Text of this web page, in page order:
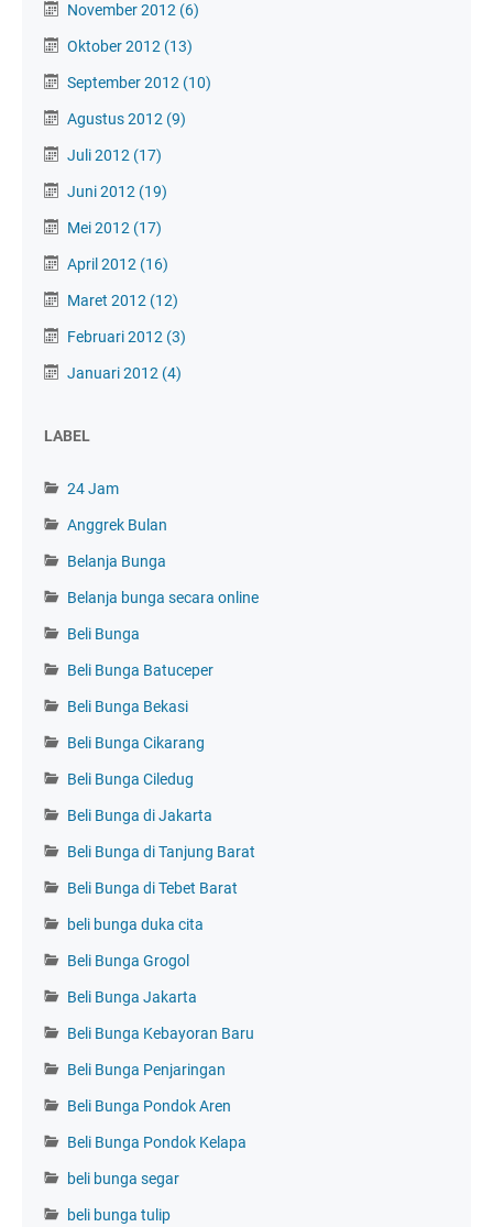
November 2012 (6)
Oktober 2012 (13)
September 2012 (10)
Agustus 2012 (9)
Juli 2012 (17)
Juni 2012 (19)
Mei 2012 (17)
April 2012 (16)
Maret 2012 (12)
Februari 2012 (3)
Januari 2012 (4)
LABEL
24 Jam
Anggrek Bulan
Belanja Bunga
Belanja bunga secara online
Beli Bunga
Beli Bunga Batuceper
Beli Bunga Bekasi
Beli Bunga Cikarang
Beli Bunga Ciledug
Beli Bunga di Jakarta
Beli Bunga di Tanjung Barat
Beli Bunga di Tebet Barat
beli bunga duka cita
Beli Bunga Grogol
Beli Bunga Jakarta
Beli Bunga Kebayoran Baru
Beli Bunga Penjaringan
Beli Bunga Pondok Aren
Beli Bunga Pondok Kelapa
beli bunga segar
beli bunga tulip